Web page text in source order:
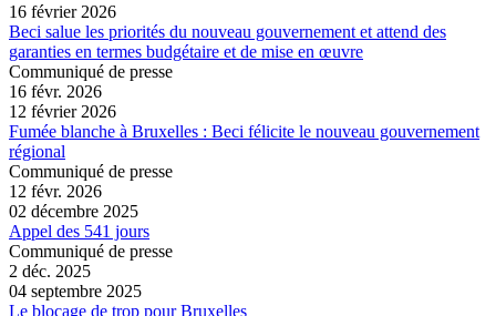
16 février 2026
Beci salue les priorités du nouveau gouvernement et attend des
garanties en termes budgétaire et de mise en œuvre
Communiqué de presse
16 févr. 2026
12 février 2026
Fumée blanche à Bruxelles : Beci félicite le nouveau gouvernement
régional
Communiqué de presse
12 févr. 2026
02 décembre 2025
Appel des 541 jours
Communiqué de presse
2 déc. 2025
04 septembre 2025
Le blocage de trop pour Bruxelles